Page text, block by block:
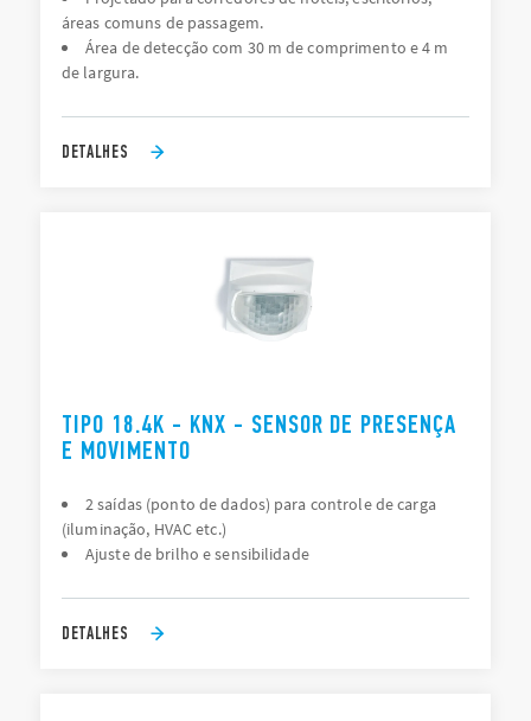
áreas comuns de passagem.
Área de detecção com 30 m de comprimento e 4 m
de largura.
DETALHES
TIPO 18.4K - KNX - SENSOR DE PRESENÇA
E MOVIMENTO
2 saídas (ponto de dados) para controle de carga
(iluminação, HVAC etc.)
Ajuste de brilho e sensibilidade
DETALHES